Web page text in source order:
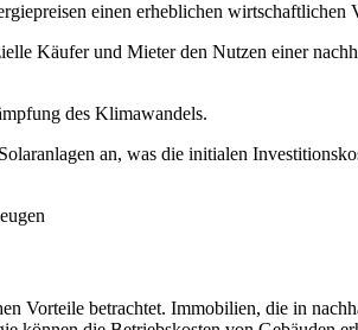
einen erheblichen wirtschaftlichen
Käufer und Mieter den Nutzen einer
des Klimawandels.
an, was die initialen
Vorteile betrachtet. Immobilien, die in